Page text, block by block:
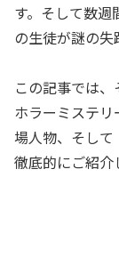
す。そして数週
の生徒が謎の失
この記事では
ホラーミステ
場人物、そし
徹底的にご紹介